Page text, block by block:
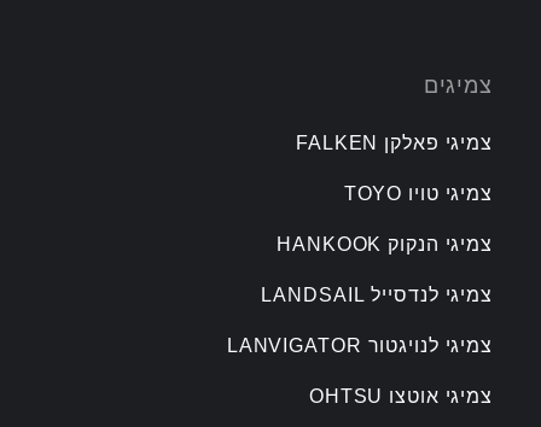
צמיגים
צמיגי פאלקן FALKEN
צמיגי טויו TOYO
צמיגי הנקוק HANKOOK
צמיגי לנדסייל LANDSAIL
צמיגי לנויגטור LANVIGATOR
צמיגי אוטצו OHTSU